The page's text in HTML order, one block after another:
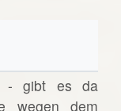
- gibt es da
wegen dem